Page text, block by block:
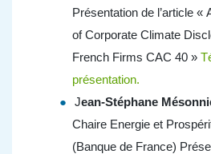
Présentation de l’article «
of Corporate Climate
French Firms CAC 40 »
présentation.
Jean-Stéphane
Chaire Energie et
(Banque de France)